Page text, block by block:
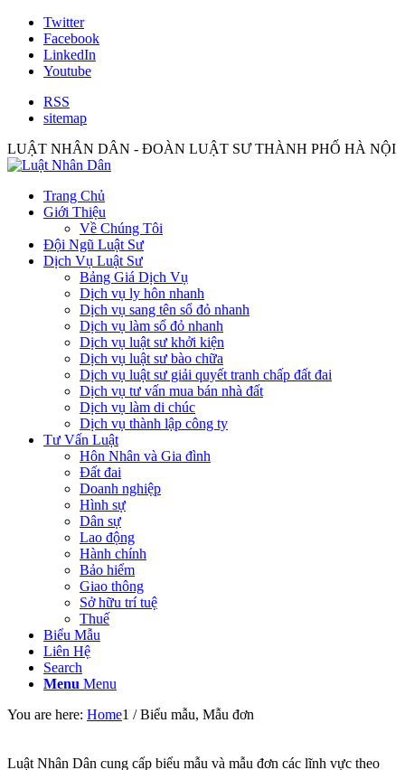
Twitter
Facebook
LinkedIn
Youtube
RSS
sitemap
LUẬT NHÂN DÂN - ĐOÀN LUẬT SƯ THÀNH PHỐ HÀ NỘI
Trang Chủ
Giới Thiệu
Về Chúng Tôi
Đội Ngũ Luật Sư
Dịch Vụ Luật Sư
Bảng Giá Dịch Vụ
Dịch vụ ly hôn nhanh
Dịch vụ sang tên sổ đỏ nhanh
Dịch vụ làm sổ đỏ nhanh
Dịch vụ luật sư khởi kiện
Dịch vụ luật sư bào chữa
Dịch vụ luật sư giải quyết tranh chấp đất đai
Dịch vụ tư vấn mua bán nhà đất
Dịch vụ làm di chúc
Dịch vụ thành lập công ty
Tư Vấn Luật
Hôn Nhân và Gia đình
Đất đai
Doanh nghiệp
Hình sự
Dân sự
Lao động
Hành chính
Bảo hiểm
Giao thông
Sở hữu trí tuệ
Thuế
Biểu Mẫu
Liên Hệ
Search
Menu Menu
You are here: Home1 / Biểu mẫu, Mẫu đơn
Luật Nhân Dân cung cấp biểu mẫu và mẫu đơn các lĩnh vực theo